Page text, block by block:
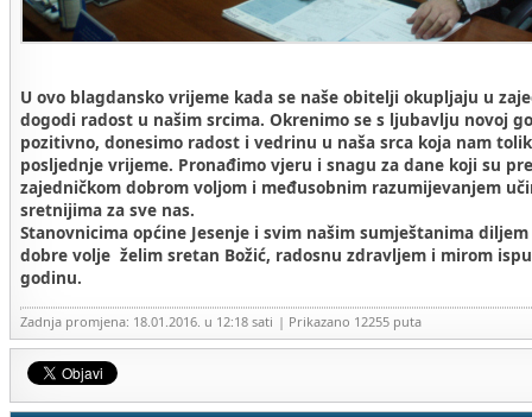
U ovo blagdansko vrijeme kada se naše obitelji okupljaju u
dogodi radost u našim srcima. Okrenimo se s ljubavlju novoj
pozitivno, donesimo radost i vedrinu u naša srca koja nam
posljednje vrijeme. Pronađimo vjeru i snagu za dane koji su
zajedničkom dobrom voljom i međusobnim razumijevanjem
sretnijima za sve nas.
Stanovnicima općine Jesenje i svim našim sumještanima
dobre volje želim sretan Božić, radosnu zdravljem i mirom
godinu.
Zadnja promjena: 18.01.2016. u 12:18 sati | Prikazano 12255 puta